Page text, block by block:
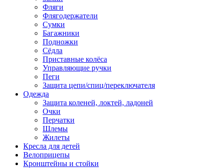
Фляги
Флягодержатели
Сумки
Багажники
Подножки
Сёдла
Приставные колёса
Управляющие ручки
Пеги
Защита цепи/спиц/переключателя
Одежда
Защита коленей, локтей, ладоней
Очки
Перчатки
Шлемы
Жилеты
Кресла для детей
Велоприцепы
Кронштейны и стойки